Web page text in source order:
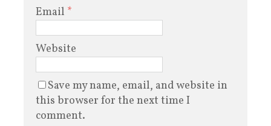
Email *
Website
Save my name, email, and website in
this browser for the next time I
comment.